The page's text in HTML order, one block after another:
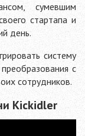
сумевшим
стартапа и
день.
систему
с
сотрудников.
Kickidler